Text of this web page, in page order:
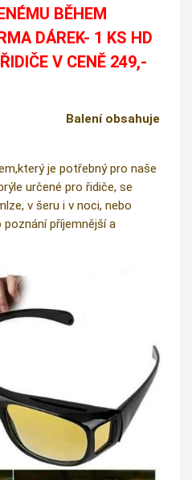
BĚHEM
DÁREK- 1 KS HD
V CENĚ 249,-
Balení obsahuje
je potřebný pro naše
určené pro řidiče, se
v šeru i v noci, nebo
příjemnější a